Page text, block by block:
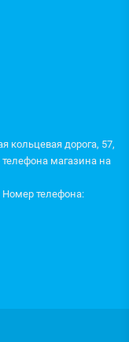
кольцевая дорога, 57,
магазина на
Номер телефона: